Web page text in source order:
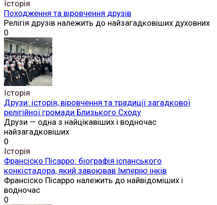
Історія
Походження та віровчення друзів
Релігія друзів належить до найзагадковіших духовних
0
Історія
Друзи: історія, віровчення та традиції загадкової
релігійної громади Близького Сходу
Друзи — одна з найцікавіших і водночас
найзагадковіших
0
Історія
Франсіско Пісарро: біографія іспанського
конкістадора, який завоював Імперію інків
Франсіско Пісарро належить до найвідоміших і
водночас
0